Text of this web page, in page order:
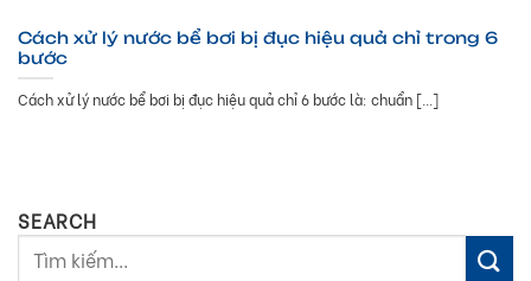
Cách xử lý nước bể bơi bị đục hiệu quả chỉ trong 6
bước
Cách xử lý nước bể bơi bị đục hiệu quả chỉ 6 bước là: chuẩn [...]
SEARCH